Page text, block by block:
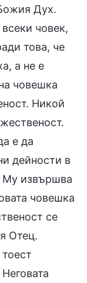
Дух.
човек,
това, че
а не е
човешка
Никой
е да
дейности в
Му извършва
човешка
се
Отец.